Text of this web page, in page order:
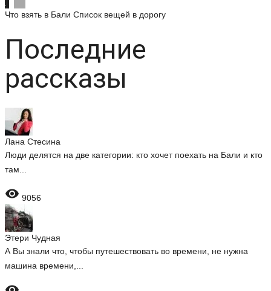
Что взять в Бали Список вещей в дорогу
Последние
рассказы
Лана Стесина
Люди делятся на две категории: кто хочет поехать на Бали и кто
там...
 9056
Этери Чудная
А Вы знали что, чтобы путешествовать во времени, не нужна
машина времени,...